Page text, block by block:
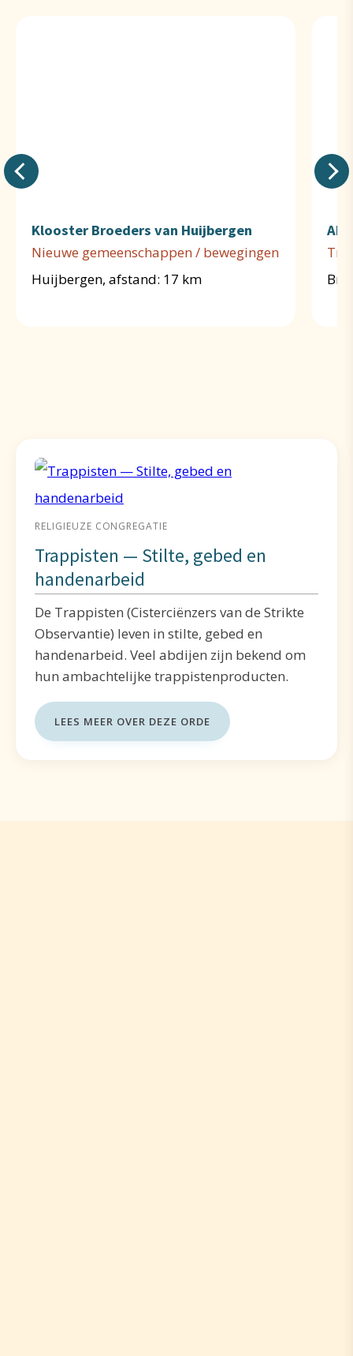
Klooster Broeders van Huijbergen
Nieuwe gemeenschappen / bewegingen
Huijbergen, afstand: 17 km
RELIGIEUZE CONGREGATIE
Trappisten — Stilte, gebed en
handenarbeid
De Trappisten (Cisterciënzers van de Strikte
Observantie) leven in stilte, gebed en
handenarbeid. Veel abdijen zijn bekend om
hun ambachtelijke trappistenproducten.
LEES MEER OVER DEZE ORDE